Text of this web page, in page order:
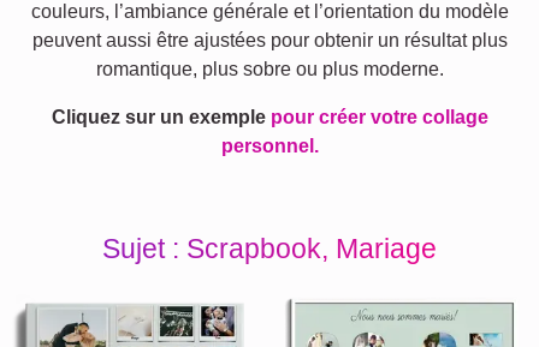
couleurs, l’ambiance générale et l’orientation du modèle
peuvent aussi être ajustées pour obtenir un résultat plus
romantique, plus sobre ou plus moderne.
Cliquez sur un exemple pour créer votre collage
personnel.
Sujet : Scrapbook, Mariage